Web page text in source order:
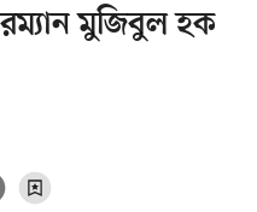
মুজিবুল হক